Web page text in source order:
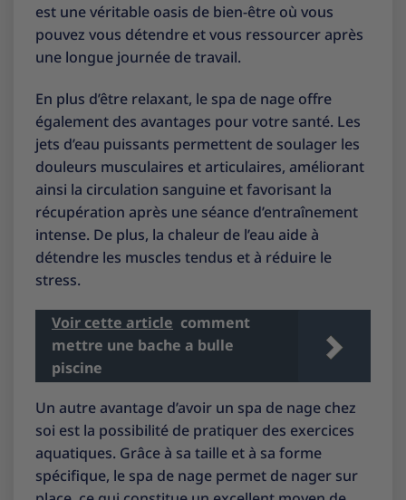
est une véritable oasis de bien-être où vous
pouvez vous détendre et vous ressourcer après
une longue journée de travail.
En plus d’être relaxant, le spa de nage offre
également des avantages pour votre santé. Les
jets d’eau puissants permettent de soulager les
douleurs musculaires et articulaires, améliorant
ainsi la circulation sanguine et favorisant la
récupération après une séance d’entraînement
intense. De plus, la chaleur de l’eau aide à
détendre les muscles tendus et à réduire le
stress.
Voir cette article comment
mettre une bache a bulle
piscine
Un autre avantage d’avoir un spa de nage chez
soi est la possibilité de pratiquer des exercices
aquatiques. Grâce à sa taille et à sa forme
spécifique, le spa de nage permet de nager sur